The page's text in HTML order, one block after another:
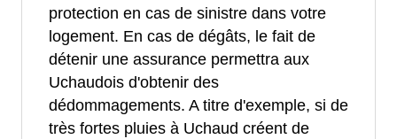
protection en cas de sinistre dans votre
logement. En cas de dégâts, le fait de
détenir une assurance permettra aux
Uchaudois d'obtenir des
dédommagements. A titre d'exemple, si de
très fortes pluies à Uchaud créent de